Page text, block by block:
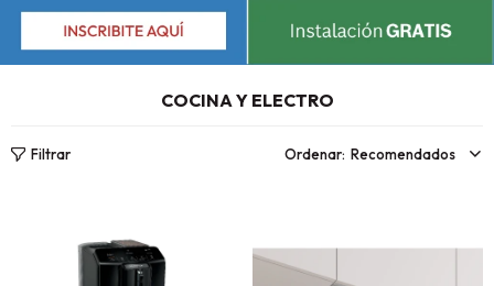
COCINA Y ELECTRO
Recomendados